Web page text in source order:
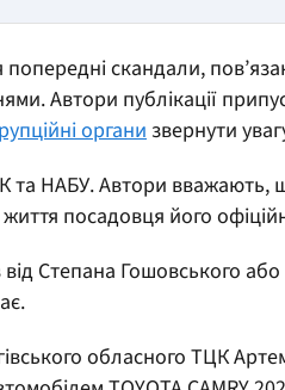
скандали,
Автори публікації
органи звернути
та НАБУ. Автори вважають,
життя посадовця його
Степана Гошовського
обласного ТЦК